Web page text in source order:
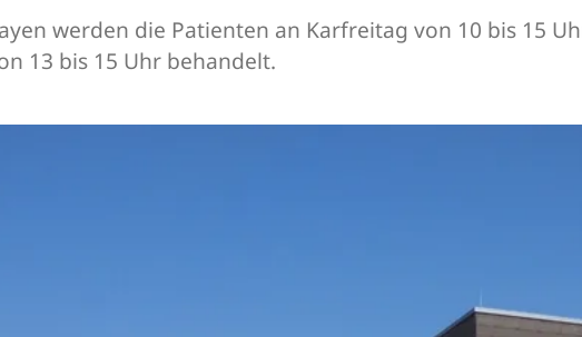
werden die Patienten an Karfreitag von 10 bis 15
13 bis 15 Uhr behandelt.